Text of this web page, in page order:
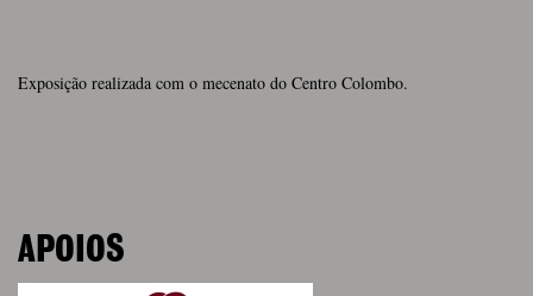
Exposição realizada com o mecenato do Centro Colombo.
APOIOS